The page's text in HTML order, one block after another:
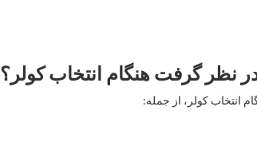
نظر گرفت هنگام انتخاب کولر؟
انتخاب کولر، از جمله: